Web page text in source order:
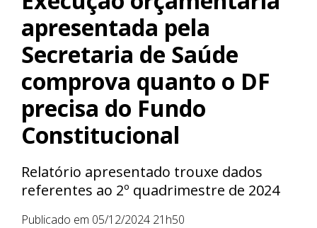
apresentada pela
Secretaria de Saúde
comprova quanto o DF
precisa do Fundo
Constitucional
Relatório apresentado trouxe dados
referentes ao 2º quadrimestre de 2024
Publicado em 05/12/2024 21h50